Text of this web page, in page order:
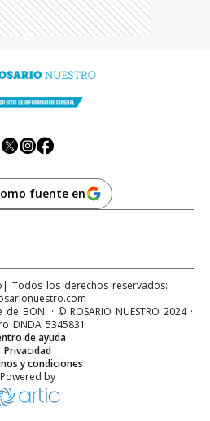
fuente en
| Todos los derechos reservados:
BON. · © ROSARIO NUESTRO 2024 ·
DNDA 5345831
y condiciones
Privacidad
de ayuda
Powered by